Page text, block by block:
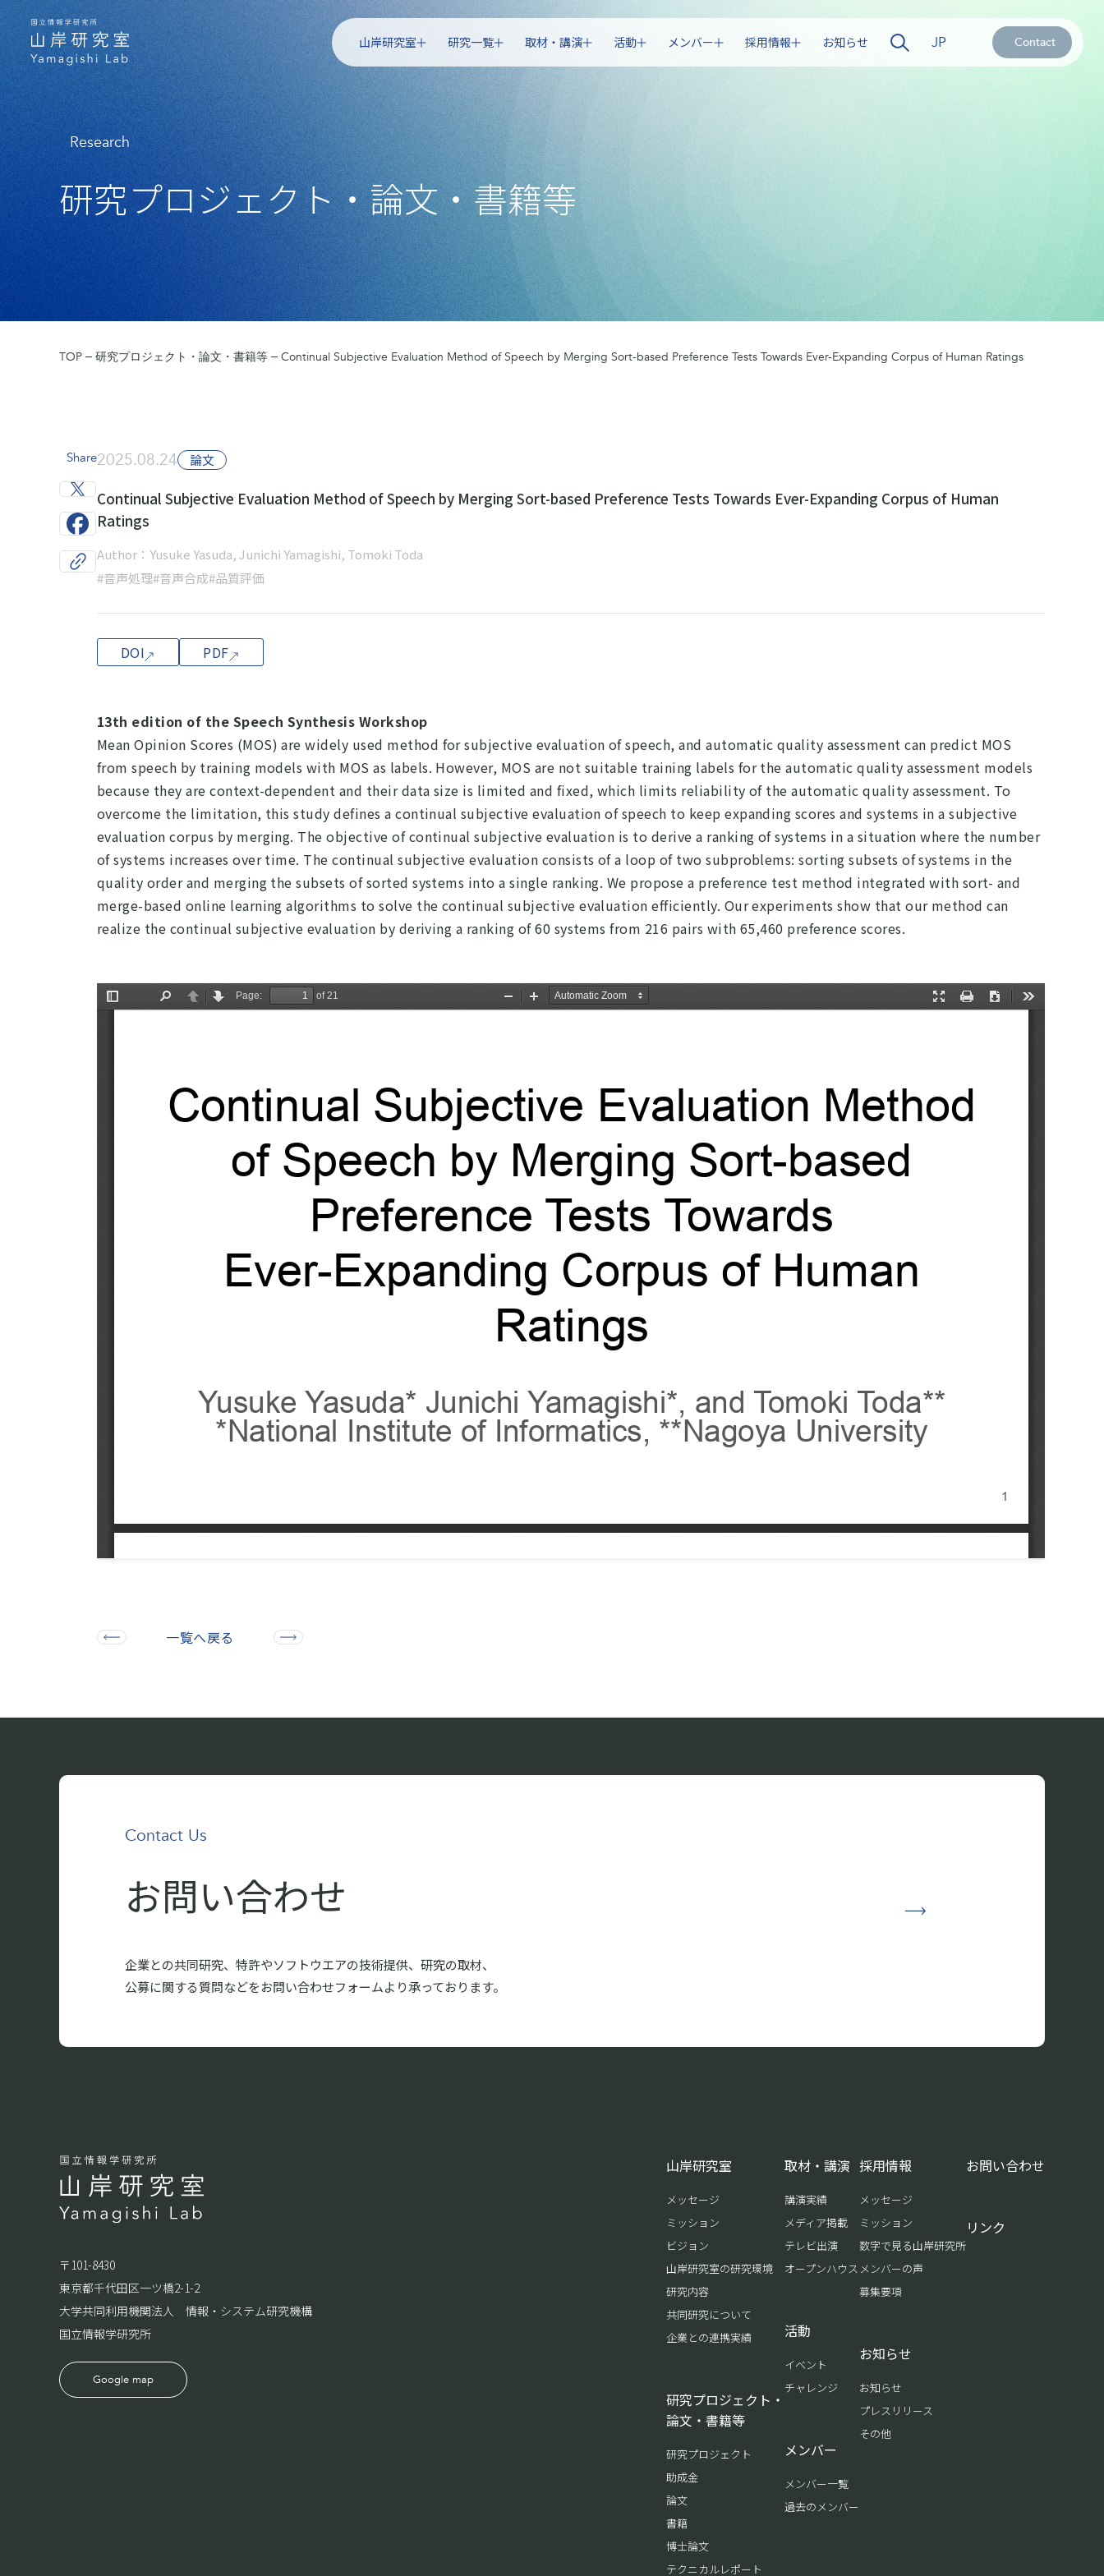
山岸研究室 研究一覧 取材・講演 活動 メンバー 採用情報 お知らせ JP Contact
Research
研究プロジェクト・論文・書籍等
TOP 研究プロジェクト・論文・書籍等 Continual Subjective Evaluation Method of Speech by Merging Sort-based Preference Tests Towards Ever-Expanding Corpus of Human Ratings
Share2025.08.24 論文
Continual Subjective Evaluation Method of Speech by Merging Sort-based Preference Tests Towards Ever-Expanding Corpus of Human
Ratings
Author：Yusuke Yasuda, Junichi Yamagishi, Tomoki Toda
#音声処理#音声合成#品質評価
DOI PDF
13th edition of the Speech Synthesis Workshop
Mean Opinion Scores (MOS) are widely used method for subjective evaluation of speech, and automatic quality assessment can predict MOS
from speech by training models with MOS as labels. However, MOS are not suitable training labels for the automatic quality assessment models
because they are context-dependent and their data size is limited and fixed, which limits reliability of the automatic quality assessment. To
overcome the limitation, this study defines a continual subjective evaluation of speech to keep expanding scores and systems in a subjective
evaluation corpus by merging. The objective of continual subjective evaluation is to derive a ranking of systems in a situation where the number
of systems increases over time. The continual subjective evaluation consists of a loop of two subproblems: sorting subsets of systems in the
quality order and merging the subsets of sorted systems into a single ranking. We propose a preference test method integrated with sort- and
merge-based online learning algorithms to solve the continual subjective evaluation efficiently. Our experiments show that our method can
realize the continual subjective evaluation by deriving a ranking of 60 systems from 216 pairs with 65,460 preference scores.
一覧へ戻る
Contact Us
お問い合わせ
企業との共同研究、特許やソフトウエアの技術提供、研究の取材、
公募に関する質問などをお問い合わせフォームより承っております。
〒101-8430
東京都千代田区一ツ橋2-1-2
大学共同利用機関法人 情報・システム研究機構
国立情報学研究所
Google map
山岸研究室
メッセージ
ミッション
ビジョン
山岸研究室の研究環境
研究内容
共同研究について
企業との連携実績
研究プロジェクト・
論文・書籍等
研究プロジェクト
助成金
論文
書籍
博士論文
テクニカルレポート
取材・講演
講演実績
メディア掲載
テレビ出演
オープンハウス
活動
イベント
チャレンジ
メンバー
メンバー一覧
過去のメンバー
採用情報
メッセージ
ミッション
数字で見る山岸研究所
メンバーの声
募集要項
お知らせ
お知らせ
プレスリリース
その他
お問い合わせ
リンク